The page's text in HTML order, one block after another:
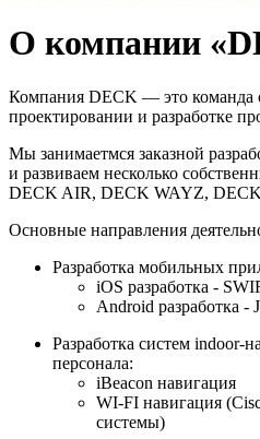
О компании
Компания DECK — это команда
проектировании и разработке
Мы занимаетмся заказной
и развиваем несколько
DECK AIR, DECK WAYZ,
Основные направления
Разработка мобильных
iOS разработка -
Android разработка -
Разработка систем indoor-
персонала:
iBeacon навигация
WI-FI навигация
системы)